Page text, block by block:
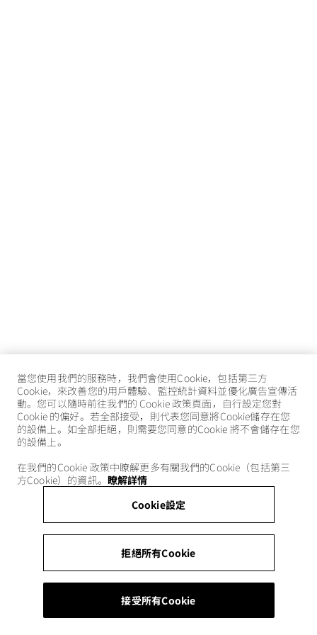
當您使用我們的服務時，我們會使用Cookie，包括第三方
Cookie，來改善您的用戶體驗、監控統計資料並優化廣告宣傳活
動。您可以隨時前往我們的 Cookie 政策頁面，自行設定您對
Cookie 的偏好。若全部接受，則代表您同意將Cookie儲存在您
的設備上。如全部拒絕，則需要您同意的Cookie 將不會儲存在您
的設備上。
在我們的Cookie 政策中瞭解更多有關我們的Cookie（包括第三
方Cookie）的資訊。 瞭解詳情
Cookie設定
拒絕所有Cookie
接受所有Cookie